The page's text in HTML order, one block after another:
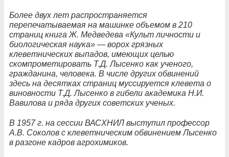
Более двух лет распространяется
перепечатываемая на машинке объемом в 210
страниц книга Ж. Медведева «Культ личности и
биологическая наука» — ворох грязных
клеветнических выпадов, имеющих целью
скомпрометировать Т.Д. Лысенко как ученого,
гражданина, человека. В числе других обвинений
здесь на десятках страниц муссируется клевета о
виновности Т.Д. Лысенко в гибели академика Н.И.
Вавилова и ряда других советских ученых.
В 1957 г. на сессии ВАСХНИЛ выступил профессор
А.В. Соколов с клеветническим обвинением Лысенко
в разгоне кадров агрохимиков.